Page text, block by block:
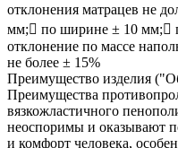
отклонения матрацев не
мм; по ширине ± 10 мм;
отклонение по массе
не более ± 15%
Преимущество изделия
Преимущества
вязкожластичного
неоспоримы и оказывают
и комфорт человека,